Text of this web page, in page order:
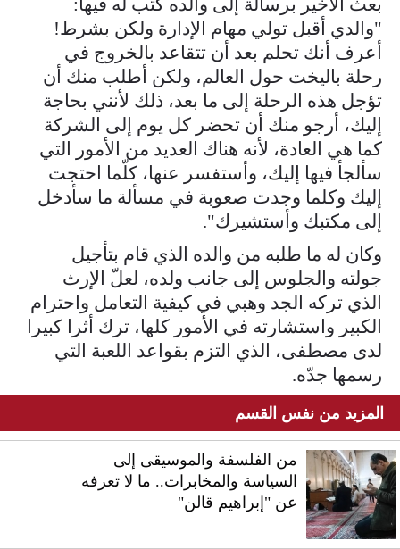
"والدي أقبل تولي مهام الإدارة ولكن بشرط!
أعرف أنك تحلم بعد أن تتقاعد بالخروج في
رحلة باليخت حول العالم، ولكن أطلب منك أن
تؤجل هذه الرحلة إلى ما بعد، ذلك لأنني بحاجة
إليك، أرجو منك أن تحضر كل يوم إلى الشركة
كما هي العادة، لأنه هناك العديد من الأمور التي
سألجأ فيها إليك، وأستفسر عنها، كلّما احتجت
إليك وكلما وجدت صعوبة في مسألة ما سأدخل
إلى مكتبك وأستشيرك".
وكان له ما طلبه من والده الذي قام بتأجيل
جولته والجلوس إلى جانب ولده، لعلّ الإرث
الذي تركه الجد وهبي في كيفية التعامل واحترام
الكبير واستشارته في الأمور كلها، ترك أثرا كبيرا
لدى مصطفى، الذي التزم بقواعد اللعبة التي
رسمها جدّه.
المزيد من نفس القسم
من الفلسفة والموسيقى إلى
السياسة والمخابرات.. ما لا تعرفه
عن "إبراهيم قالن"